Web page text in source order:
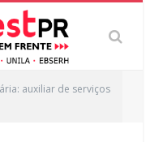
auxiliar de serviços